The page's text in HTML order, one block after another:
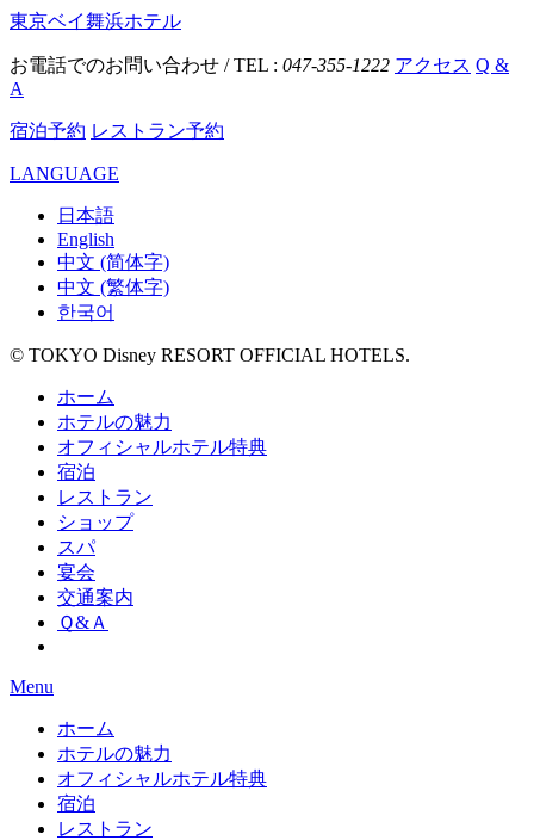
東京ベイ舞浜ホテル
お電話でのお問い合わせ / TEL : 047-355-1222 アクセス Q &
A
宿泊予約 レストラン予約
LANGUAGE
日本語
English
中文 (简体字)
中文 (繁体字)
한국어
© TOKYO Disney RESORT OFFICIAL HOTELS.
ホーム
ホテルの魅力
オフィシャルホテル特典
宿泊
レストラン
ショップ
スパ
宴会
交通案内
Ｑ&Ａ
Menu
ホーム
ホテルの魅力
オフィシャルホテル特典
宿泊
レストラン